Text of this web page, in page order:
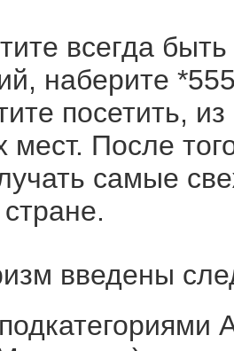
всегда
наберите
посетить,
мест. После
самые
введены